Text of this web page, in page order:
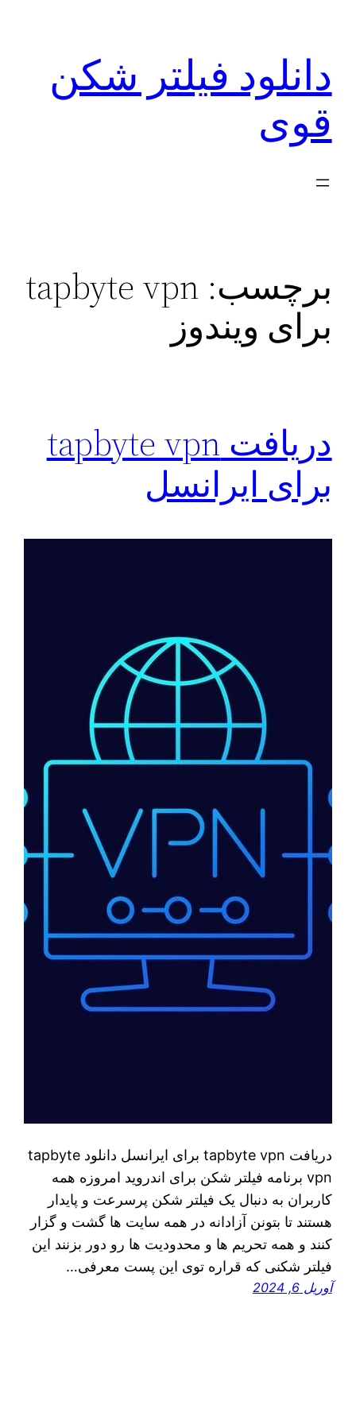
دانلود فیلتر شکن
قوی
برچسب: tapbyte vpn
برای ویندوز
دریافت tapbyte vpn
برای ایرانسل
دریافت tapbyte vpn برای ایرانسل دانلود tapbyte
vpn برنامه فیلتر شکن برای اندروید امروزه همه
کاربران به دنبال یک فیلتر شکن پرسرعت و پایدار
هستند تا بتونن آزادانه در همه سایت ها گشت و گزار
کنند و همه تحریم ها و محدودیت ها رو دور بزنند این
فیلتر شکنی که قراره توی اين پست معرفی…
آوریل 6, 2024